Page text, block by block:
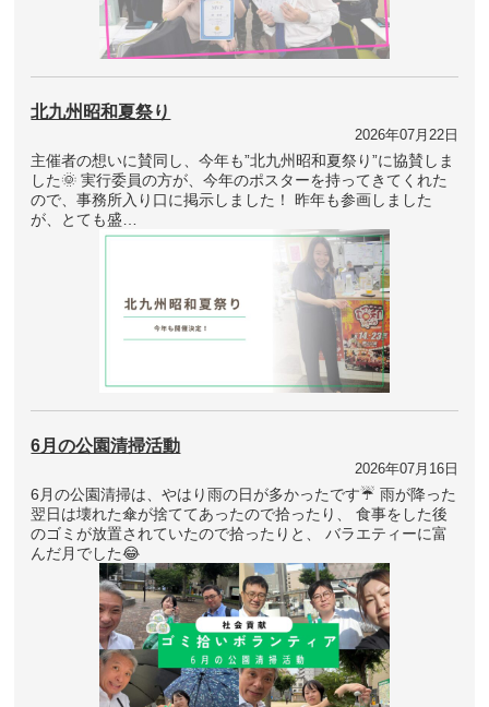
北九州昭和夏祭り
2026年07月22日
主催者の想いに賛同し、今年も”北九州昭和夏祭り”に協賛しま
した🌞 実行委員の方が、今年のポスターを持ってきてくれた
ので、事務所入り口に掲示しました！ 昨年も参画しました
が、とても盛…
6月の公園清掃活動
2026年07月16日
6月の公園清掃は、やはり雨の日が多かったです☔ 雨が降った
翌日は壊れた傘が捨ててあったので拾ったり、 食事をした後
のゴミが放置されていたので拾ったりと、 バラエティーに富
んだ月でした😂